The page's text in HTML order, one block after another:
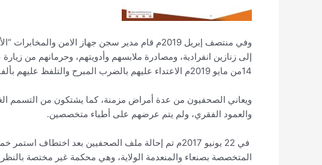
وفي منتصف إبريل 2019م قام مدير سجن جهاز الامن
إلى زنازين انفرادية، ومصادرة ملابسهم وأدويتهم، وحرمانهم من
14من مايو 2019م الاعتداء عليهم بالضرب المبرح والتلفظ عليهم بألفاظ نابية.
ويعاني الصحفيون من عدة أمراض مزمنة، كما يشتكون من التسمم
والعمود الفقري، ولم يتم عرضهم على أطباء متخصصين.
في 22 يونيو 2017م تم إحالة ملف الصحفيين بعد اختطاف
المتخصصة بصنعاء والمنعدمة الولاية، وهي محكمة غير مختصة بالنظر